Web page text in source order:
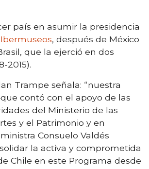
país en asumir la presidencia
, después de México
que la ejerció en dos
2015).
Trampe señala: “nuestra
contó con el apoyo de las
del Ministerio de las
y el Patrimonio y en
Consuelo Valdés
la activa y comprometida
Chile en este Programa desde